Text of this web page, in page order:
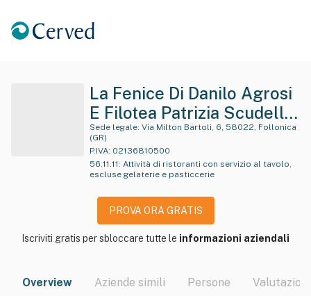
La Fenice Di Danilo Agrosi
E Filotea Patrizia Scudella
Snc
Sede legale:
(GR)
P.IVA: 02136810500
56.11.11 : Attività di ristoranti con servizio al tavolo,
escluse gelaterie e pasticcerie
PROVA ORA GRATIS
Iscriviti gratis per sbloccare tutte le informazioni aziendali
Overview Aziende simili Persone Valutazioni